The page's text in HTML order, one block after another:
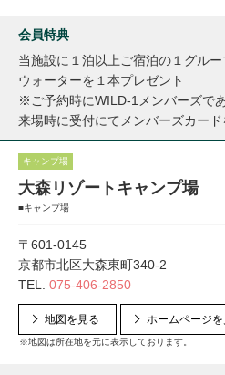
会員特典
当施設に１泊以上ご宿泊の１グル
ウォーターを１本プレゼント
※ご予約時にWILD-1メンバーズで
来場時に受付にてメンバーズカード
キャンプ場
大森リゾートキャンプ場
■キャンプ場
〒601-0145
京都市北区大森東町340-2
TEL. 075-406-2850
地図を見る
※地図は所在地を元に表示しております。
ホームページを